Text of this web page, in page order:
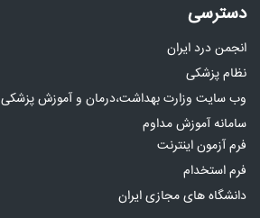
دسترسی
انجمن درد ایران
نظام پزشکی
وب سایت وزارت بهداشت،درمان و آموزش پزشکی
سامانه آموزش مداوم
فرم آزمون اینترنت
فرم استخدام
دانشگاه های مجازی ایران